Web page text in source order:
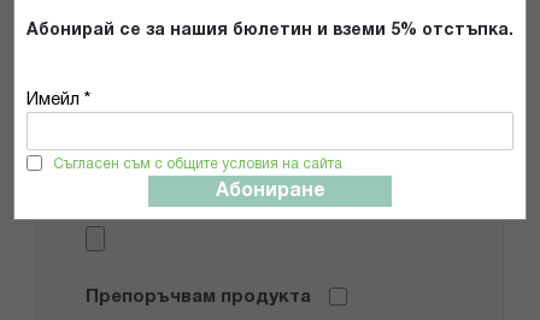
Абонирай се за нашия бюлетин и вземи 5% отстъпка.
Имейл *
Съгласен съм с общите условия на сайта
Абониране
Мнение
Добави снимки
Препоръчвам продукта